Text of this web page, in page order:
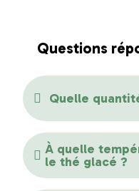
Questions
Quelle
À quelle
le thé glacé ?